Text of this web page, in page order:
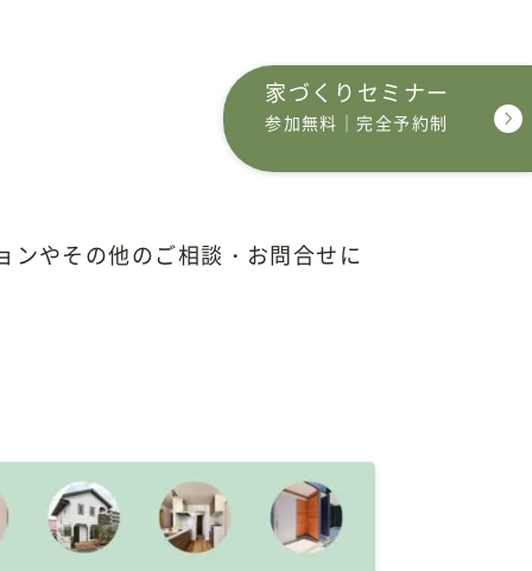
ンやその他のご相談・お問合せに
家づくりセミナー
参加無料｜完全予約制